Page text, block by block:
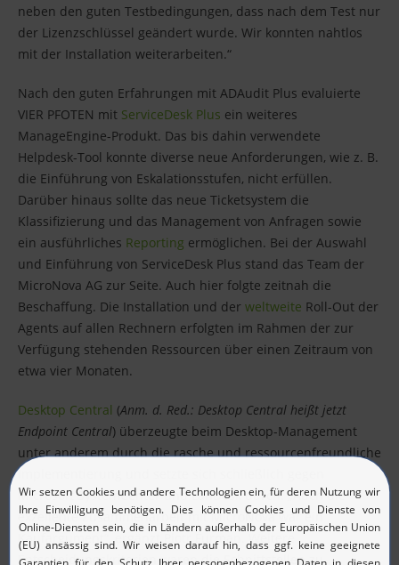
neben den guten Testbedingungen, dass nach dem Test nur
der Lizenzschlüssel geändert wurde. Wir konnten nahtlos
mit der Installation weiterarbeiten.“
Nach den guten Erfahrungen mit ADAudit Plus evaluierte
VIER PFOTEN mit ServiceDesk Plus ein weiteres
ManageEngine-Produkt. Das bis dahin verwendete
Helpdesk-Tool konnte diverse neue Anforderungen, wie z. B.
die Einführung von Eskalationsstufen, nicht erfüllen.
Darüber hinaus sollte das neue Ticketsystem die
Klassifizierung und das Management von Anfragen sowie
ein ausführliches Reporting ermöglichen. Bei der Auswahl
und Einführung von ServiceDesk Plus stand das Team der
MicroNova AG zur Seite. Auch hier folgte zeitnah die
Beschaffung. Die Installation und der weltweite Roll-Out der
Agents auf allen Rechnern erfolgten im Rahmen der zur
Verfügung stehenden Ressourcen über einen Zeitraum von
etwa vier Monaten.
Desktop Central (Anm. d. Red.: Desktop Central heißt jetzt
Endpoint Central) überzeugte beim Desktop-Management
unter anderem durch die rasche und ressourcenfreundliche
Implementierung und setzte sich schließlich gegen
Microsoft SystemCenter und LanDesk durch. „Auch die
exzellente Zusammenarbeit mit MicroNova war ein
Kaufargument“, ergänzt Piotr Furman. Weitere
Entscheidungskriterien waren die Schnittstellen zu